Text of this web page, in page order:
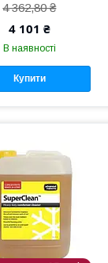
4 362,80 ₴
4 101 ₴
В наявності
Купити